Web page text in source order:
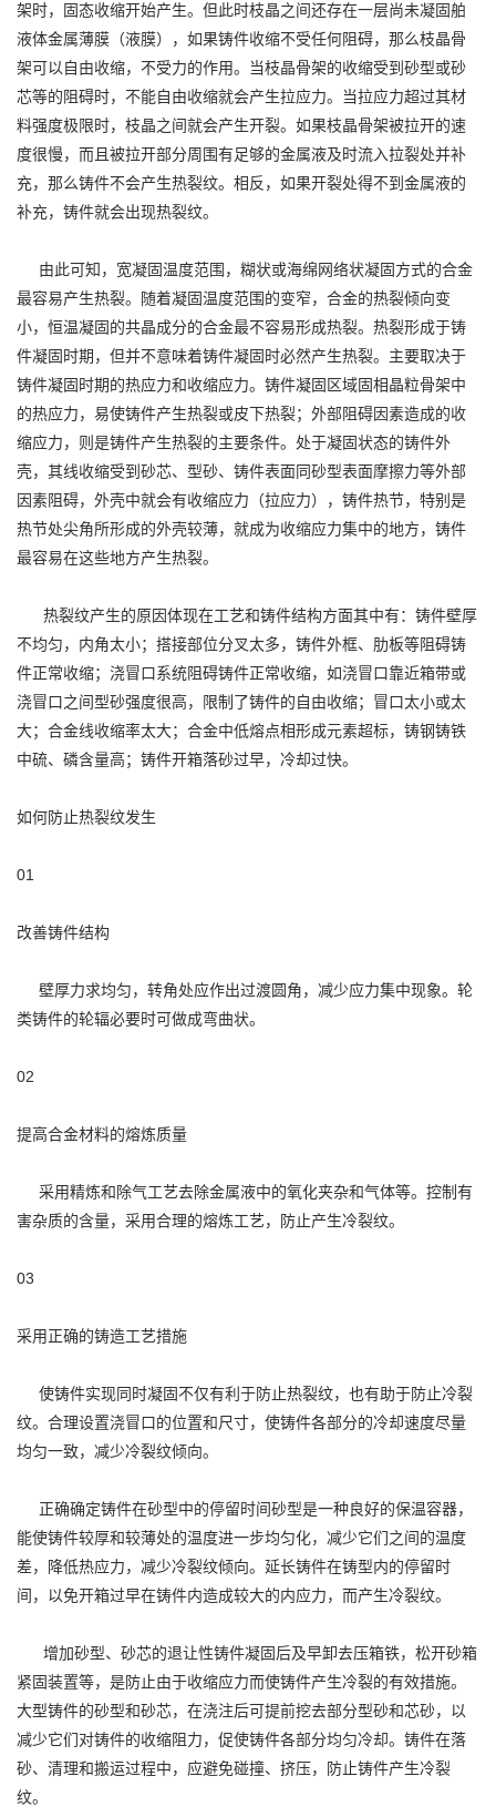
架时，固态收缩开始产生。但此时枝晶之间还存在一层尚未凝固舶
液体金属薄膜（液膜），如果铸件收缩不受任何阻碍，那么枝晶骨
架可以自由收缩，不受力的作用。当枝晶骨架的收缩受到砂型或砂
芯等的阻碍时，不能自由收缩就会产生拉应力。当拉应力超过其材
料强度极限时，枝晶之间就会产生开裂。如果枝晶骨架被拉开的速
度很慢，而且被拉开部分周围有足够的金属液及时流入拉裂处并补
充，那么铸件不会产生热裂纹。相反，如果开裂处得不到金属液的
补充，铸件就会出现热裂纹。
由此可知，宽凝固温度范围，糊状或海绵网络状凝固方式的合金
最容易产生热裂。随着凝固温度范围的变窄，合金的热裂倾向变
小，恒温凝固的共晶成分的合金最不容易形成热裂。热裂形成于铸
件凝固时期，但并不意味着铸件凝固时必然产生热裂。主要取决于
铸件凝固时期的热应力和收缩应力。铸件凝固区域固相晶粒骨架中
的热应力，易使铸件产生热裂或皮下热裂；外部阻碍因素造成的收
缩应力，则是铸件产生热裂的主要条件。处于凝固状态的铸件外
壳，其线收缩受到砂芯、型砂、铸件表面同砂型表面摩擦力等外部
因素阻碍，外壳中就会有收缩应力（拉应力），铸件热节，特别是
热节处尖角所形成的外壳较薄，就成为收缩应力集中的地方，铸件
最容易在这些地方产生热裂。
热裂纹产生的原因体现在工艺和铸件结构方面其中有：铸件壁厚
不均匀，内角太小；搭接部位分叉太多，铸件外框、肋板等阻碍铸
件正常收缩；浇冒口系统阻碍铸件正常收缩，如浇冒口靠近箱带或
浇冒口之间型砂强度很高，限制了铸件的自由收缩；冒口太小或太
大；合金线收缩率太大；合金中低熔点相形成元素超标，铸钢铸铁
中硫、磷含量高；铸件开箱落砂过早，冷却过快。
如何防止热裂纹发生
01
改善铸件结构
壁厚力求均匀，转角处应作出过渡圆角，减少应力集中现象。轮
类铸件的轮辐必要时可做成弯曲状。
02
提高合金材料的熔炼质量
采用精炼和除气工艺去除金属液中的氧化夹杂和气体等。控制有
害杂质的含量，采用合理的熔炼工艺，防止产生冷裂纹。
03
采用正确的铸造工艺措施
使铸件实现同时凝固不仅有利于防止热裂纹，也有助于防止冷裂
纹。合理设置浇冒口的位置和尺寸，使铸件各部分的冷却速度尽量
均匀一致，减少冷裂纹倾向。
正确确定铸件在砂型中的停留时间砂型是一种良好的保温容器，
能使铸件较厚和较薄处的温度进一步均匀化，减少它们之间的温度
差，降低热应力，减少冷裂纹倾向。延长铸件在铸型内的停留时
间，以免开箱过早在铸件内造成较大的内应力，而产生冷裂纹。
增加砂型、砂芯的退让性铸件凝固后及早卸去压箱铁，松开砂箱
紧固装置等，是防止由于收缩应力而使铸件产生冷裂的有效措施。
大型铸件的砂型和砂芯，在浇注后可提前挖去部分型砂和芯砂，以
减少它们对铸件的收缩阻力，促使铸件各部分均匀冷却。铸件在落
砂、清理和搬运过程中，应避免碰撞、挤压，防止铸件产生冷裂
纹。